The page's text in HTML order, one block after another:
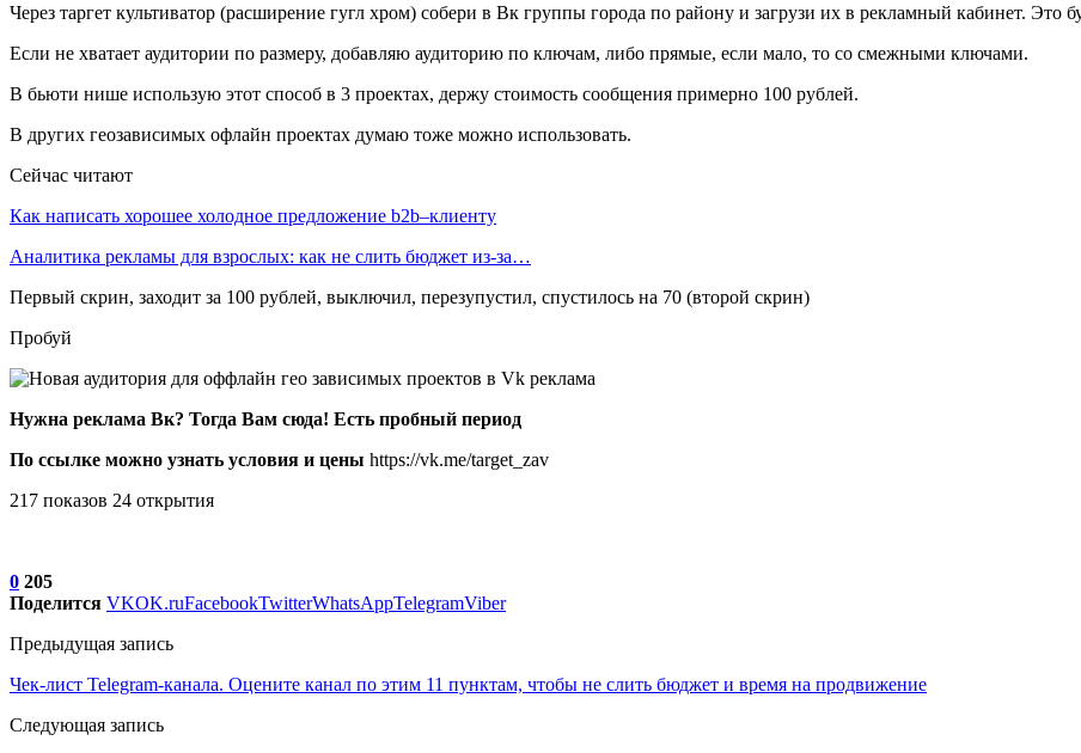
Через таргет культиватор (расширение гугл хром) собери в Вк группы города по району и загрузи их в рекламный кабинет. Это
Если не хватает аудитории по размеру, добавляю аудиторию по ключам, либо прямые, если мало, то со смежными ключами.
В бьюти нише использую этот способ в 3 проектах, держу стоимость сообщения примерно 100 рублей.
В других геозависимых офлайн проектах думаю тоже можно использовать.
Сейчас читают
Как написать хорошее холодное предложение b2b–клиенту
Аналитика рекламы для взрослых: как не слить бюджет из-за…
Первый скрин, заходит за 100 рублей, выключил, перезупустил, спустилось на 70 (второй скрин)
Пробуй
Нужна реклама Вк? Тогда Вам сюда! Есть пробный период
По ссылке можно узнать условия и цены https://vk.me/target_zav
217 показов 24 открытия
0 205
Поделится VKOK.ruFacebookTwitterWhatsAppTelegramViber
Предыдущая запись
Чек-лист Telegram-канала. Оцените канал по этим 11 пунктам, чтобы не слить бюджет и время на продвижение
Следующая запись